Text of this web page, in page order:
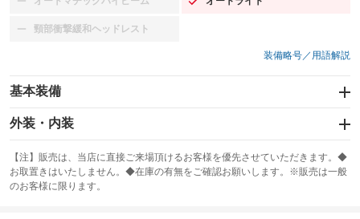
：装備なし ：装備あり
頸部衝撃緩和ヘッドレスト
：装備なし
装備略号／用語解説
基本装備
エアバッグ：運転席/助手席
：装備あり
：装備なし
サンルーフ
：装備なし ABS
外装・内装
カーナビ：SDナビ
：装備あり
TV：ワンセグ
：装備あり
【注】販売は、当店に直接ご来場頂けるお客様を優先させていただきます。◆
お取置きはいたしません。◆在庫の有無をご確認お願いします。※販売は一般
のお客様に限ります。